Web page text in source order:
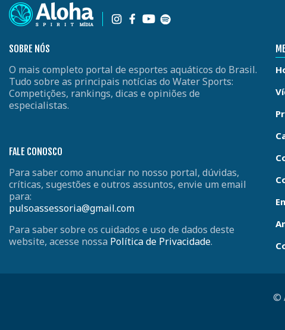
SOBRE NÓS
O mais completo portal de esportes aquáticos do Brasil.
Tudo sobre as principais notícias do Water Sports:
Competições, rankings, dicas e opiniões de
especialistas.
FALE CONOSCO
Para saber como anunciar no nosso portal, dúvidas,
críticas, sugestões e outros assuntos, envie um email
para:
pulsoassessoria@gmail.com
Para saber sobre os cuidados e uso de dados deste
website, acesse nossa Política de Privacidade.
©